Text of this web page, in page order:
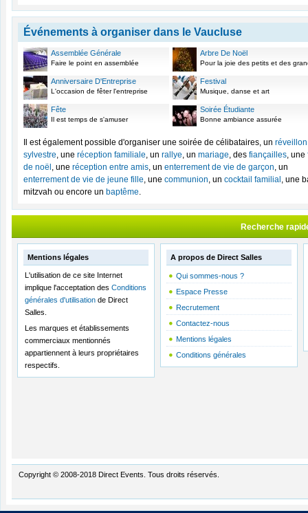
Événements à organiser dans le Vaucluse
Assemblée Générale
Faire le point en assemblée
Arbre De Noël
Pour la joie des petits et des
Anniversaire D'Entreprise
L'occasion de fêter l'entreprise
Festival
Musique, danse et art
Fête
Il est temps de s'amuser
Soirée Étudiante
Bonne ambiance assurée
Il est également possible d'organiser une soirée de célibataires, un
sylvestre, une réception familiale, un rallye, un mariage, des fiançailles, une
de noël , une réception entre amis, un enterrement de vie de garçon, un
enterrement de vie de jeune fille, une communion, un cocktail familial , une
mitzvah ou encore un baptême.
Recherche
Mentions légales
L'utilisation de ce site Internet
implique l'acceptation des Conditions
générales d'utilisation de Direct
Salles.
Les marques et établissements
commerciaux mentionnés
appartiennent à leurs propriétaires
respectifs.
A propos de Direct Salles
Qui sommes-nous ?
Espace Presse
Recrutement
Contactez-nous
Mentions légales
Conditions générales
Copyright © 2008-2018 Direct Events. Tous droits réservés.